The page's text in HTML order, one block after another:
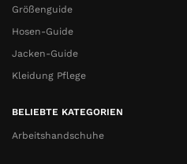
Größenguide
Hosen-Guide
Jacken-Guide
Kleidung Pflege
BELIEBTE KATEGORIEN
Arbeitshandschuhe